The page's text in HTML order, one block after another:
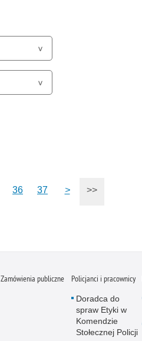
36 37 > >>
Zamówienia publiczne Policjanci i pracownicy
Doradca do
spraw Etyki w
Komendzie
Stołecznej Policji